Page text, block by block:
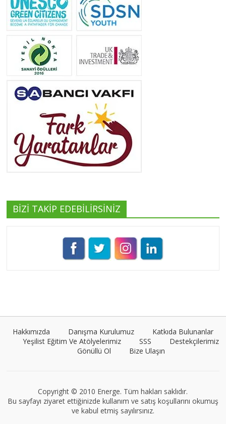
Yeliz Yılmaz
Tüm yazıları görüntüle
Yeşilist
Tüm yazıları görüntüle
BİZİ TAKİP EDEBİLİRSİNİZ
Hakkımızda Danışma Kurulumuz
Katkıda Bulunanlar
Yeşilist Eğitim Ve Atölyelerimiz
SSS
Destekçilerimiz
Gönüllü Ol
Bize Ulaşın
Copyright © 2010 Energe. Tüm hakları saklıdır.
Bu sayfayı ziyaret ettiğinizde kullanım ve satış koşullarını okumuş
ve kabul etmiş sayılırsınız.